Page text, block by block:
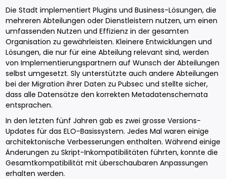
Die Stadt implementiert Plugins und Business-Lösungen, die
mehreren Abteilungen oder Dienstleistern nutzen, um einen
umfassenden Nutzen und Effizienz in der gesamten
Organisation zu gewährleisten. Kleinere Entwicklungen und
Lösungen, die nur für eine Abteilung relevant sind, werden
von Implementierungspartnern auf Wunsch der Abteilungen
selbst umgesetzt. Sly unterstützte auch andere Abteilungen
bei der Migration ihrer Daten zu Pubsec und stellte sicher,
dass alle Datensätze den korrekten Metadatenschemata
entsprachen.
In den letzten fünf Jahren gab es zwei grosse Versions-
Updates für das ELO-Basissystem. Jedes Mal waren einige
architektonische Verbesserungen enthalten. Während einige
Änderungen zu Skript-Inkompatibilitäten führten, konnte die
Gesamtkompatibilität mit überschaubaren Anpassungen
erhalten werden.